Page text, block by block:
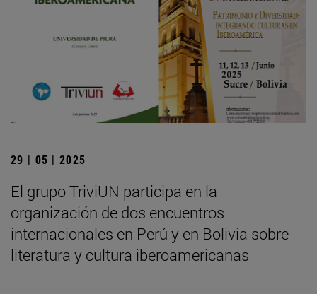
29 | 05 | 2025
El grupo TriviUN participa en la
organización de dos encuentros
internacionales en Perú y en Bolivia sobre
literatura y cultura iberoamericanas